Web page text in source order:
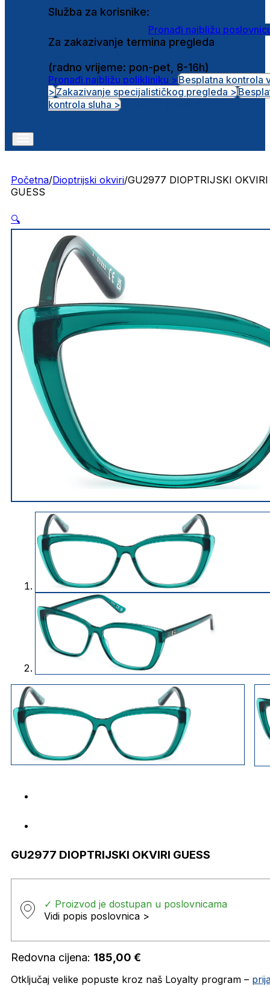
Služba za korisnike:
Pronađi najbližu
Za zakazivanje termina pregleda
(radno vrijeme: pon-pet, 8-16h)
Pronađi najbližu polikliniku >Besplatna kontrola
>Zakazivanje specijalističkog pregleda >
kontrola sluha >
Početna/Dioptrijski okviri/GU2977 DIOPTRIJSKI OKVIRI
GUESS
🔍
GU2977 DIOPTRIJSKI OKVIRI GUESS
✓ Proizvod je dostupan u poslovnicama
Vidi popis poslovnica >
Redovna cijena: 185,00 €
Otključaj velike popuste kroz naš Loyalty program –